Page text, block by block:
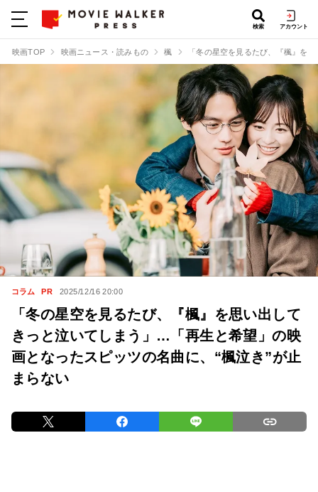
検索 アカウント
映画TOP 映画ニュース・読みもの 楓 「冬の星空を見るたび、『楓』を
コラム PR 2025/12/16 20:00
「冬の星空を見るたび、『楓』を思い出して
きっと泣いてしまう」…「再生と希望」の映
画となったスピッツの名曲に、“楓泣き”が止
まらない